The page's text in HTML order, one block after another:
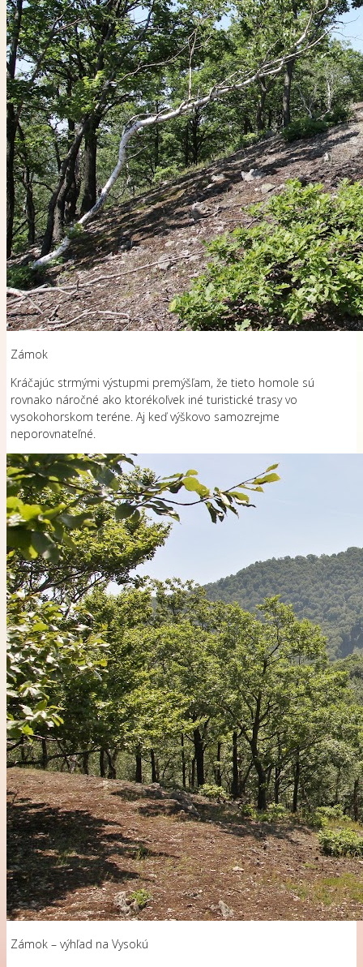
Zámok
Kráčajúc strmými výstupmi premýšľam, že tieto homole sú
rovnako náročné ako ktorékoľvek iné turistické trasy vo
vysokohorskom teréne. Aj keď výškovo samozrejme
neporovnateľné.
Zámok – výhľad na Vysokú